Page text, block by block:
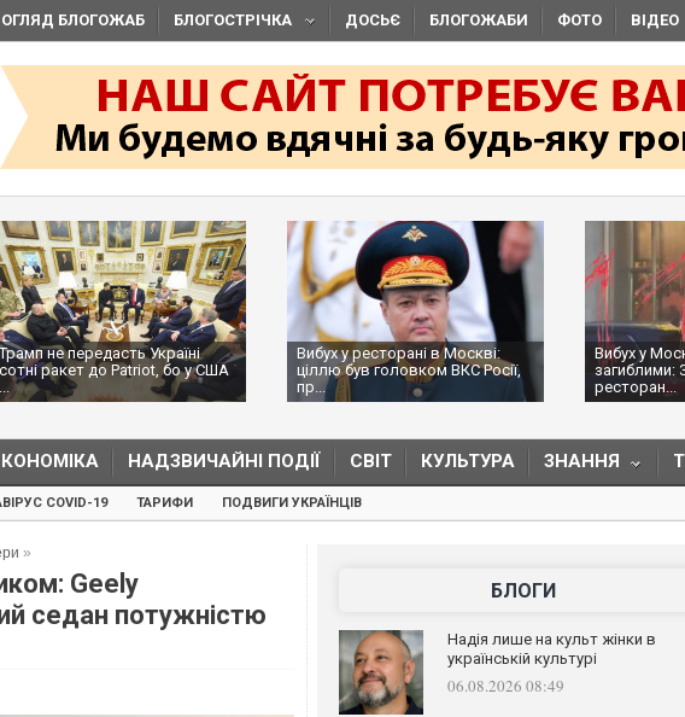
ОГЛЯД БЛОГОЖАБ БЛОГОСТРІЧКА ДОСЬЄ БЛОГОЖАБИ ФОТО ВІДЕО
Трамп не передасть Україні
сотні ракет до Patriot, бо у США
...
Вибух у ресторані в Москві:
ціллю був головком ВКС Росії,
пр...
Вибух у
загиблими:
ресторан...
НАДЗВИЧАЙНІ ПОДІЇ СВІТ КУЛЬТУРА ЗНАННЯ
COVID-19 ТАРИФИ ПОДВИГИ УКРАЇНЦІВ
»
Geely
седан потужністю
БЛОГИ
Надія лише на культ жінки в
українській культурі
06.08.2026 08:49